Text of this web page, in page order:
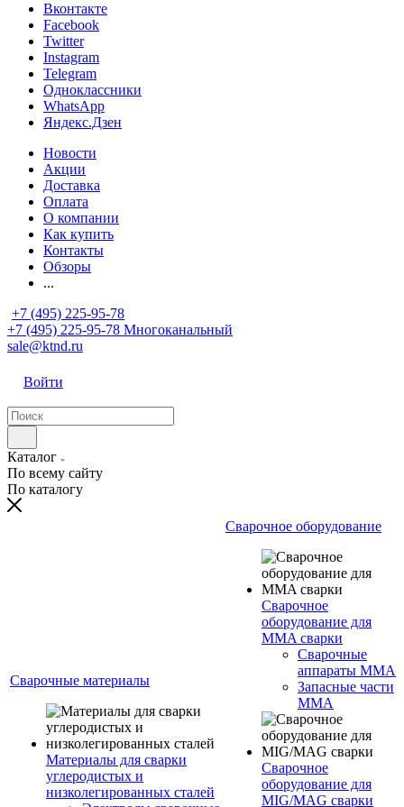
Вконтакте
Facebook
Twitter
Instagram
Telegram
Одноклассники
WhatsApp
Яндекс.Дзен
Новости
Акции
Доставка
Оплата
О компании
Как купить
Контакты
Обзоры
...
+7 (495) 225-95-78
+7 (495) 225-95-78 Многоканальный
sale@ktnd.ru
Войти
Каталог
По всему сайту
По каталогу
Сварочные материалы
Материалы для сварки
углеродистых и
низколегированных сталей
Сварочное оборудование
Сварочное
оборудование для
MMA сварки
Сварочные
аппараты MMA
Запасные части
MMA
Сварочное
оборудование для
MIG/MAG сварки